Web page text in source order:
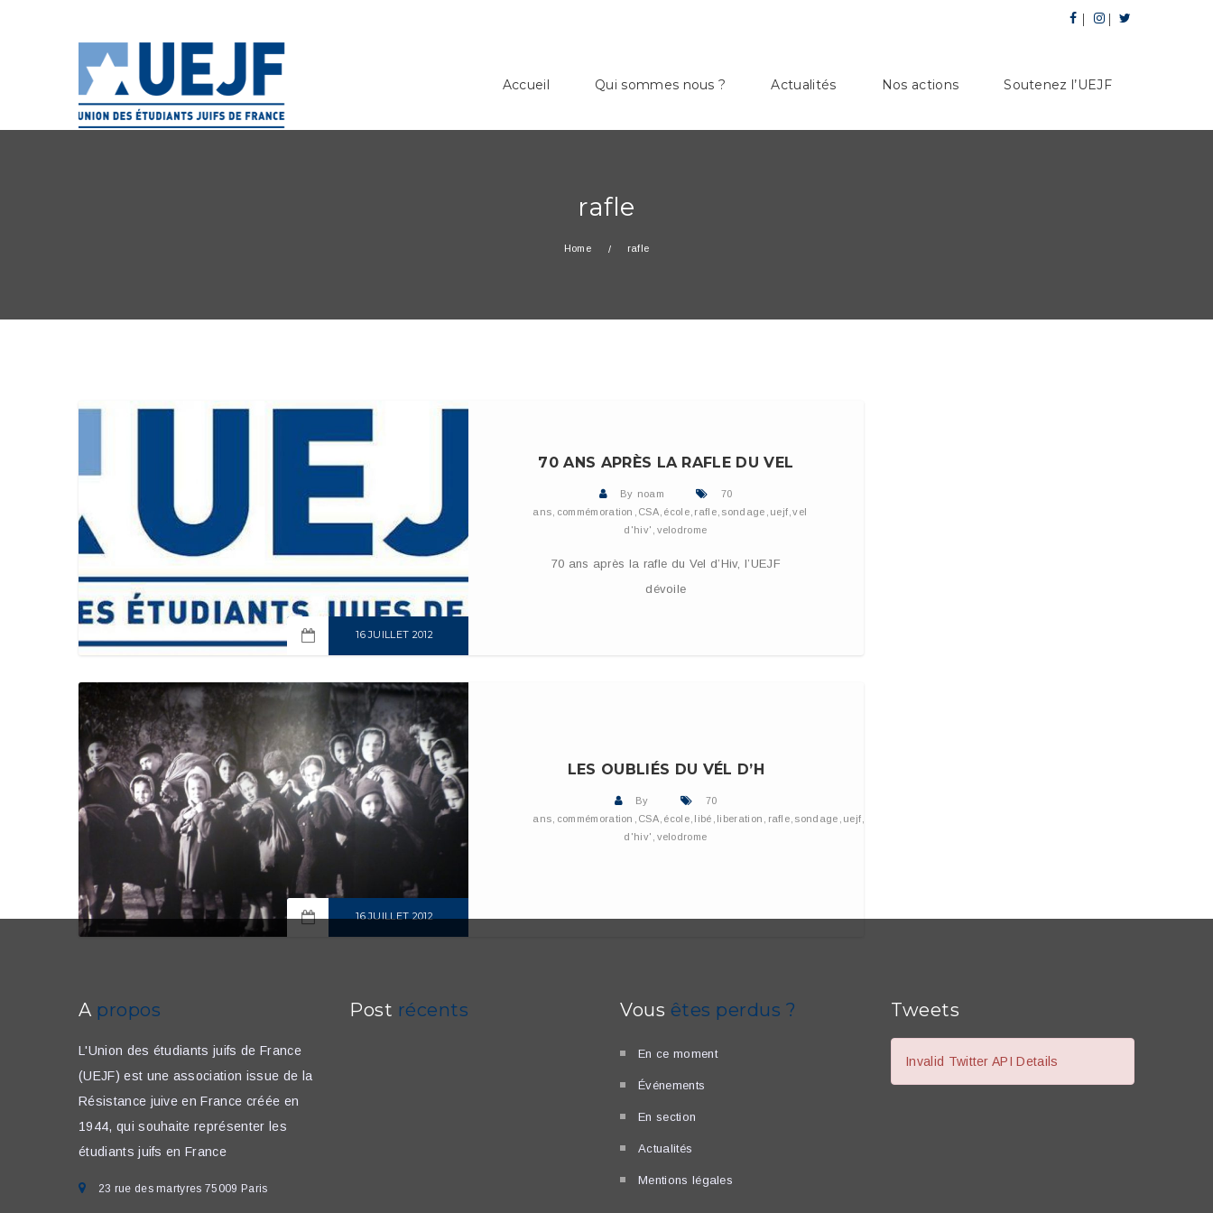
Accueil Qui sommes nous ? Actualités Nos actions Soutenez l’UEJF
rafle
Home rafle
16 JUILLET 2012
70 ANS APRÈS LA RAFLE DU VEL
By noam
70
ans commémoration CSA école rafle sondage uejf vel
d'hiv' velodrome
70 ans après la rafle du Vel d’Hiv, l’UEJF
dévoile
16 JUILLET 2012
LES OUBLIÉS DU VÉL D’H
By
70
ans commémoration CSA école libé liberation rafle sondage uejf
d'hiv' velodrome
A propos
L'Union des étudiants juifs de France
(UEJF) est une association issue de la
Résistance juive en France créée en
1944, qui souhaite représenter les
étudiants juifs en France
23 rue des martyres 75009 Paris
Post récents Vous êtes perdus ?
En ce moment
Événements
En section
Actualités
Mentions légales
Tweets
Invalid Twitter API Details